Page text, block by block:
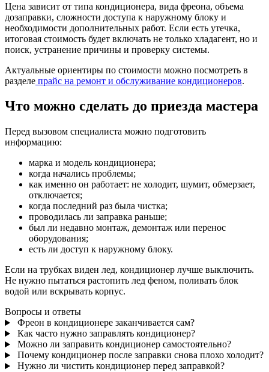
Цена зависит от типа кондиционера, вида фреона, объема
дозаправки, сложности доступа к наружному блоку и
необходимости дополнительных работ. Если есть утечка,
итоговая стоимость будет включать не только хладагент, но и
поиск, устранение причины и проверку системы.
Актуальные ориентиры по стоимости можно посмотреть в
разделе прайс на ремонт и обслуживание кондиционеров.
Что можно сделать до приезда мастера
Перед вызовом специалиста можно подготовить
информацию:
марка и модель кондиционера;
когда начались проблемы;
как именно он работает: не холодит, шумит, обмерзает,
отключается;
когда последний раз была чистка;
проводилась ли заправка раньше;
был ли недавно монтаж, демонтаж или перенос
оборудования;
есть ли доступ к наружному блоку.
Если на трубках виден лед, кондиционер лучше выключить.
Не нужно пытаться растопить лед феном, поливать блок
водой или вскрывать корпус.
Вопросы и ответы
Фреон в кондиционере заканчивается сам?
Как часто нужно заправлять кондиционер?
Можно ли заправить кондиционер самостоятельно?
Почему кондиционер после заправки снова плохо холодит?
Нужно ли чистить кондиционер перед заправкой?